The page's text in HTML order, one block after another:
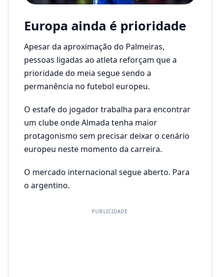
Europa ainda é prioridade
Apesar da aproximação do Palmeiras,
pessoas ligadas ao atleta reforçam que a
prioridade do meia segue sendo a
permanência no futebol europeu.
O estafe do jogador trabalha para encontrar
um clube onde Almada tenha maior
protagonismo sem precisar deixar o cenário
europeu neste momento da carreira.
O mercado internacional segue aberto. Para
o argentino.
PUBLICIDADE